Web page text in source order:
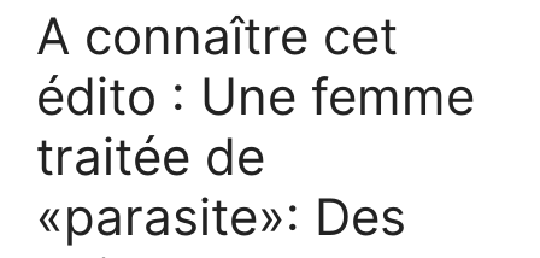
A connaître cet
édito : Une femme
traitée de
«parasite»: Des